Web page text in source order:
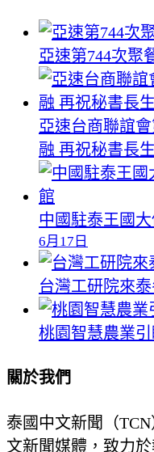
亞速第744次聚
亞速台商聯誼
融 再祝秘書長
中國駐泰王國
6月17日
台灣工研院來
桃園智慧農業
關於我們
泰國中文新聞（
文新聞媒體，致力